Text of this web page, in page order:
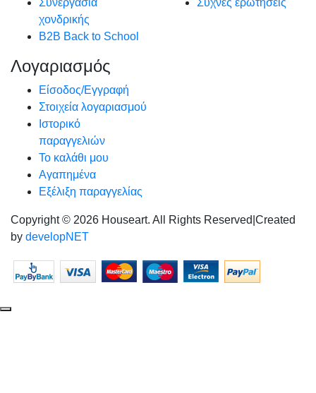
χονδρικής
B2B Back to School
Λογαριασμός
Είσοδος/Εγγραφή
Στοιχεία λογαριασμού
Ιστορικό
παραγγελιών
Το καλάθι μου
Αγαπημένα
Εξέλιξη παραγγελίας
Copyright © 2026 Houseart. All Rights Reserved Created
by developNET